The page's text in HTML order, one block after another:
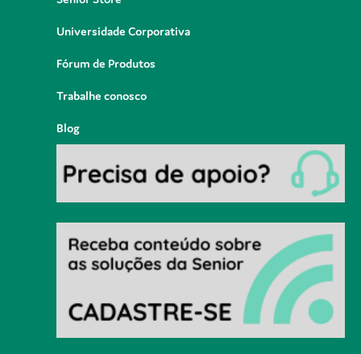
Universidade Corporativa
Fórum de Produtos
Trabalhe conosco
Blog